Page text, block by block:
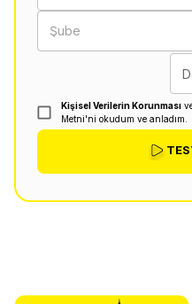
Şube
Kişisel Verilerin Korunması
Metni'ni okudum ve anladım.